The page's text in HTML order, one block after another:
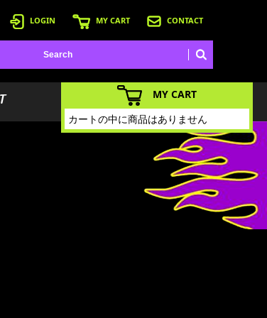
LOGIN MY CART CONTACT
MY CART
カートの中に商品はありません